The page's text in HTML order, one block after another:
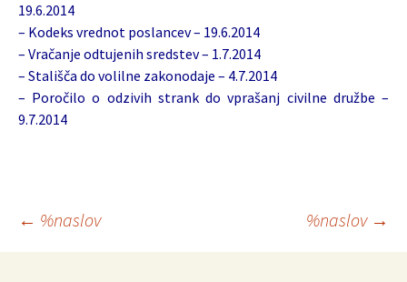
19.6.2014
– Kodeks vrednot poslancev– 19.6.2014
– Vračanje odtujenih sredstev– 1.7.2014
– Stališča do volilne zakonodaje – 4.7.2014
– Poročilo o odzivih strank do vprašanj civilne družbe –
9.7.2014
Krmarjenje
po
← %naslov %naslov →